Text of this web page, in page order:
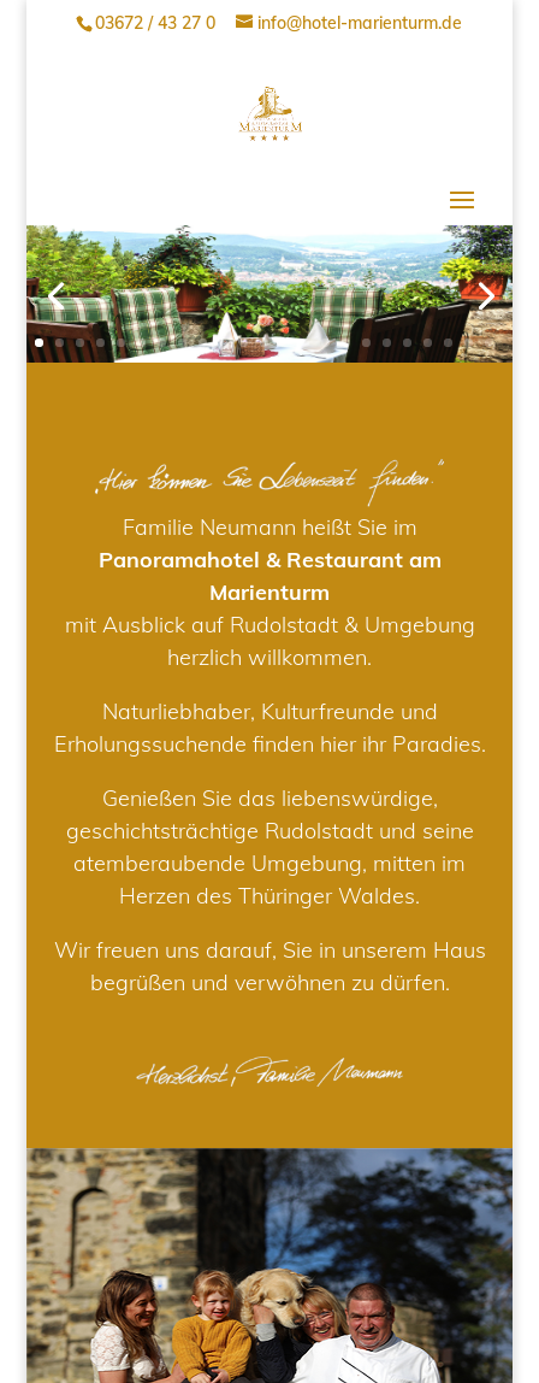
03672 / 43 27 0 info@hotel-marienturm.de
Familie Neumann heißt Sie im
Panoramahotel & Restaurant am
Marienturm
mit Ausblick auf Rudolstadt & Umgebung
herzlich willkommen.
Naturliebhaber, Kulturfreunde und
Erholungssuchende finden hier ihr Paradies.
Genießen Sie das liebenswürdige,
geschichtsträchtige Rudolstadt und seine
atemberaubende Umgebung, mitten im
Herzen des Thüringer Waldes.
Wir freuen uns darauf, Sie in unserem Haus
begrüßen und verwöhnen zu dürfen.